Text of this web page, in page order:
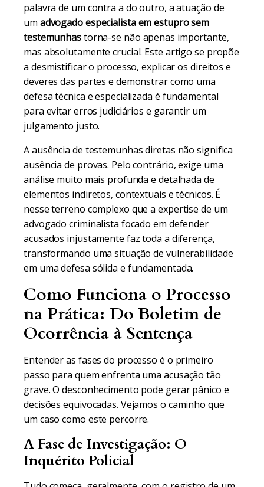
palavra de um contra a do outro, a atuação de
um advogado especialista em estupro sem
testemunhastorna-se não apenas importante,
mas absolutamente crucial. Este artigo se propõe
a desmistificar o processo, explicar os direitos e
deveres das partes e demonstrar como uma
defesa técnica e especializada é fundamental
para evitar erros judiciários e garantir um
julgamento justo.
A ausência de testemunhas diretas não significa
ausência de provas. Pelo contrário, exige uma
análise muito mais profunda e detalhada de
elementos indiretos, contextuais e técnicos. É
nesse terreno complexo que a expertise de um
advogado criminalista focado em defender
acusados injustamente faz toda a diferença,
transformando uma situação de vulnerabilidade
em uma defesa sólida e fundamentada.
Como Funciona o Processo
na Prática: Do Boletim de
Ocorrência à Sentença
Entender as fases do processo é o primeiro
passo para quem enfrenta uma acusação tão
grave. O desconhecimento pode gerar pânico e
decisões equivocadas. Vejamos o caminho que
um caso como este percorre.
A Fase de Investigação: O
Inquérito Policial